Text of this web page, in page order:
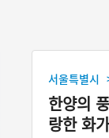
서울특별시
한양의
랑한 화